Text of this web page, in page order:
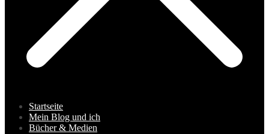
Startseite
Mein Blog und ich
Bücher & Medien